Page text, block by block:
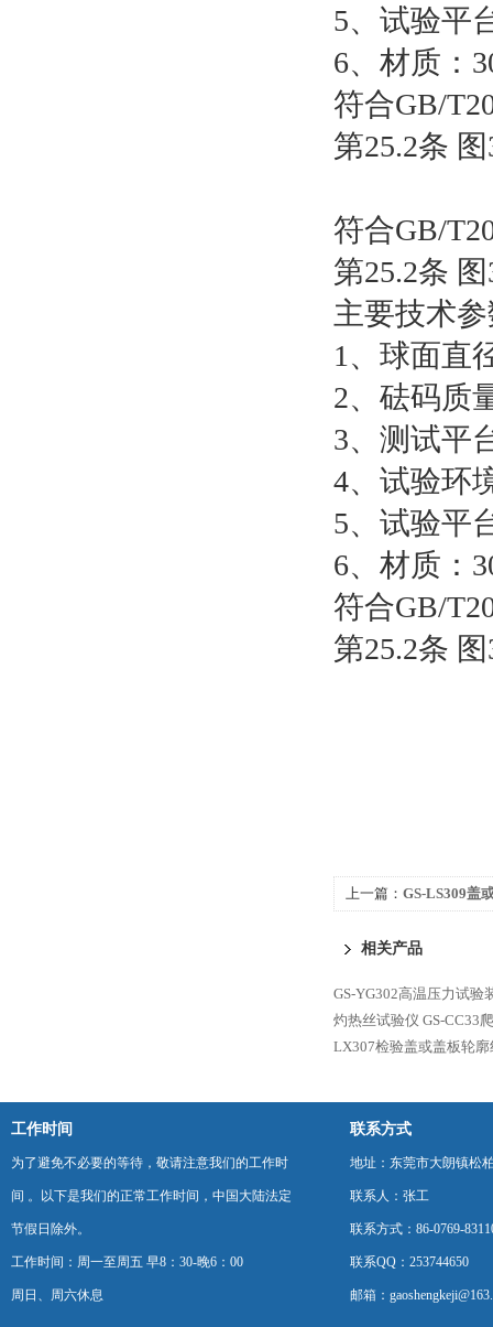
5、试验平
6、材质：
符合GB/
第25.2条
符合GB/
第25.2条
主要技术
1、球面直
2、砝码质
3、测试平
4、试验环
5、试验平
6、材质：
符合GB/
第25.2条
上一篇： GS-LS309盖
相关产品
GS-YG302高温压力试验
灼热丝试验仪 GS-CC33
LX307检验盖或盖板轮廓
工作时间
为了避免不必要的等待，敬请注意我们的工作时
间 。以下是我们的正常工作时间，中国大陆法定
节假日除外。
工作时间：周一至周五 早8：30-晚6：00
周日、周六休息
联系方式
地址：东莞市大朗镇松
联系人：张工
联系方式：86-0769-
联系QQ：253744650
邮箱：